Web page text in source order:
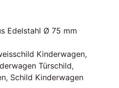
Edelstahl Ø 75 mm
Kinderwagen,
Türschild,
, Schild Kinderwagen